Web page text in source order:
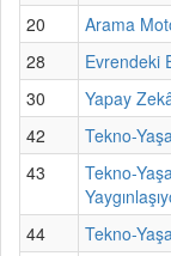
20
Arama
28
Evrendeki
30
Yapay
42
Tekno-
43
Tekno-
44
Tekno-